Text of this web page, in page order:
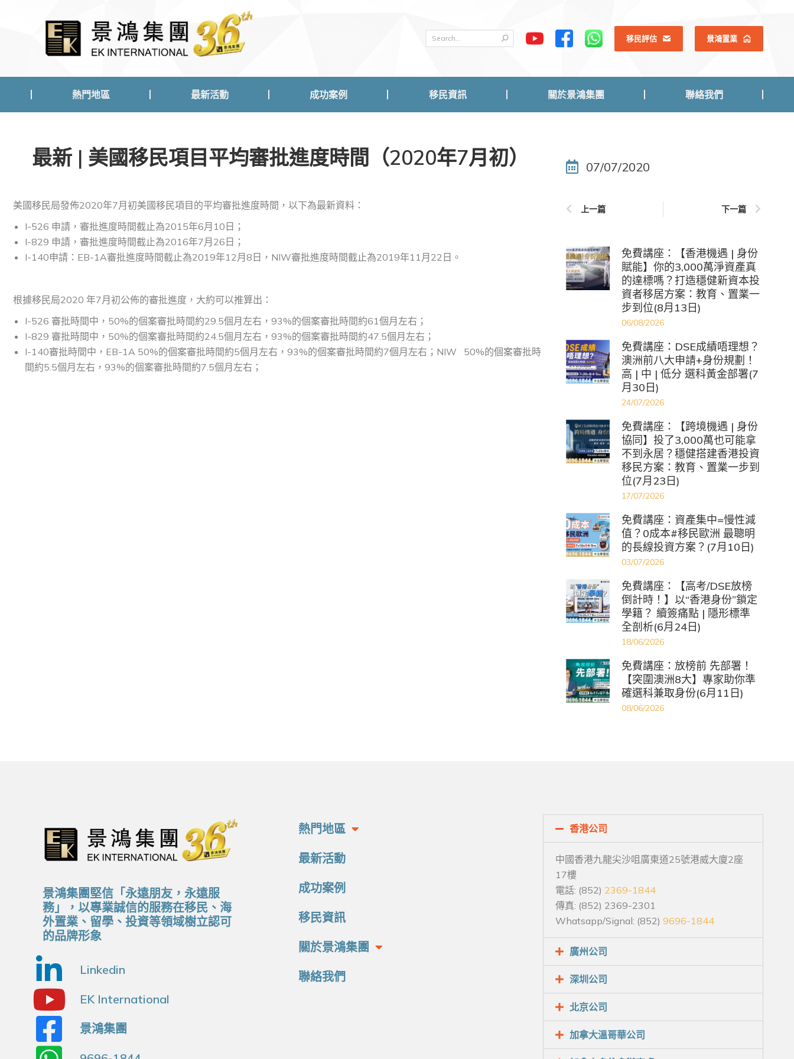
移民評估 景鴻置業
熱門地區 最新活動 成功案例 移民資訊 關於景鴻集團 聯絡我們
最新 | 美國移民項目平均審批進度時間（2020年7月初）
美國移民局發佈2020年7月初美國移民項目的平均審批進度時間，以下為最新資料：
I-526 申請，審批進度時間截止為2015年6月10日；
I-829 申請，審批進度時間截止為2016年7月26日；
I-140申請：EB-1A審批進度時間截止為2019年12月8日，NIW審批進度時間截止為2019年11月22日。
根據移民局2020 年7月初公佈的審批進度，大約可以推算出：
I-526 審批時間中，50%的個案審批時間約29.5個月左右，93%的個案審批時間約61個月左右；
I-829 審批時間中，50%的個案審批時間約24.5個月左右，93%的個案審批時間約47.5個月左右；
I-140審批時間中，EB-1A 50%的個案審批時間約5個月左右，93%的個案審批時間約7個月左右；NIW 50%的個案審批時
間約5.5個月左右，93%的個案審批時間約7.5個月左右；
07/07/2020
上一篇 下一篇
免費講座：【香港機遇 | 身份
賦能】你的3,000萬淨資產真
的達標嗎？打造穩健新資本投
資者移居方案：教育、置業一
步到位(8月13日)
06/08/2026
免費講座：DSE成績唔理想？
澳洲前八大申請+身份規劃！
高 | 中 | 低分 選科黃金部署(7
月30日)
24/07/2026
免費講座：【跨境機遇 | 身份
協同】投了3,000萬也可能拿
不到永居？穩健搭建香港投資
移民方案：教育、置業一步到
位(7月23日)
17/07/2026
免費講座：資產集中=慢性減
值？0成本#移民歐洲 最聰明
的長線投資方案？(7月10日)
03/07/2026
免費講座：【高考/DSE放榜
倒計時！】以“香港身份”鎖定
學籍？ 續簽痛點 | 隱形標準
全剖析(6月24日)
18/06/2026
免費講座：放榜前 先部署！
【突圍澳洲8大】專家助你準
確選科兼取身份(6月11日)
08/06/2026
景鴻集團堅信「永遠朋友，永遠服
務」，以專業誠信的服務在移民、海
外置業、留學、投資等領域樹立認可
的品牌形象
Linkedin
EK International
景鴻集團
熱門地區
最新活動
成功案例
移民資訊
關於景鴻集團
聯絡我們
香港公司
中國香港九龍尖沙咀廣東道25號港威大廈2座
17樓
電話: (852) 2369-1844
傳真: (852) 2369-2301
Whatsapp/Signal: (852) 9696-1844
廣州公司
深圳公司
北京公司
加拿大溫哥華公司
熱門地區 最新活動